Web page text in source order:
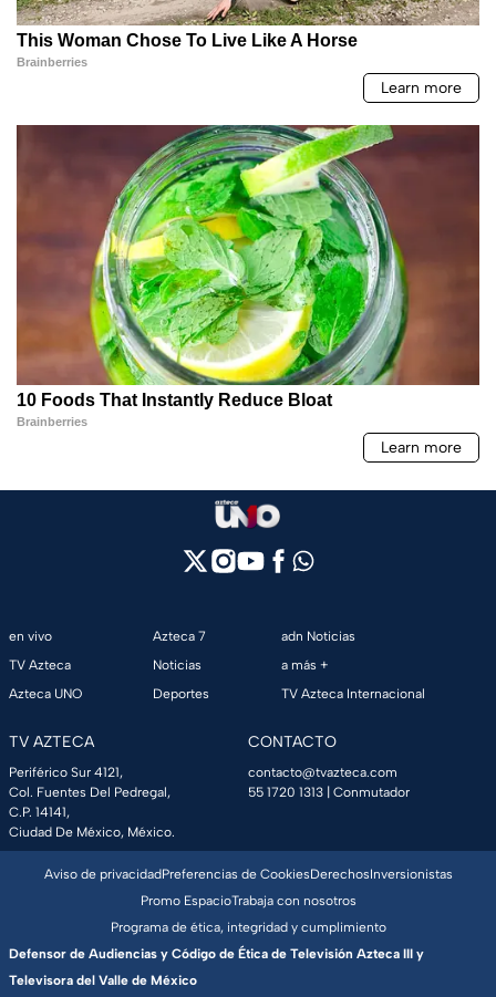
en vivo
TV Azteca
Azteca UNO
Azteca 7
Noticias
Deportes
adn Noticias
a más +
TV Azteca Internacional
TV AZTECA
Periférico Sur 4121,
Col. Fuentes Del Pedregal,
C.P. 14141,
Ciudad De México, México.
CONTACTO
contacto@tvazteca.com
55 1720 1313 | Conmutador
Aviso de privacidadPreferencias de CookiesDerechosInversionistas
Promo EspacioTrabaja con nosotros
Programa de ética, integridad y cumplimiento
Defensor de Audiencias y Código de Ética de Televisión Azteca III y
Televisora del Valle de México